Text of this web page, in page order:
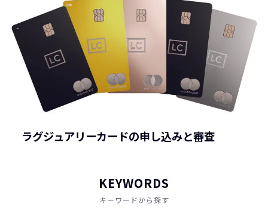
ラグジュアリーカードの申し込みと審査
KEYWORDS
キーワードから探す